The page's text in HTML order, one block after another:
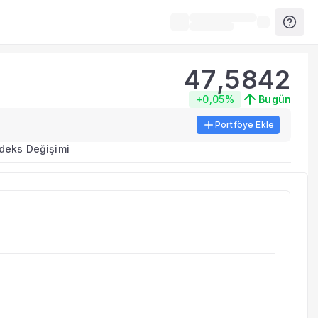
metrikleri listelenir.
benzer fonları inceleyebilirsiniz.
47,5842
+0,05% Bugün
Portföye Ekle
Değişimi